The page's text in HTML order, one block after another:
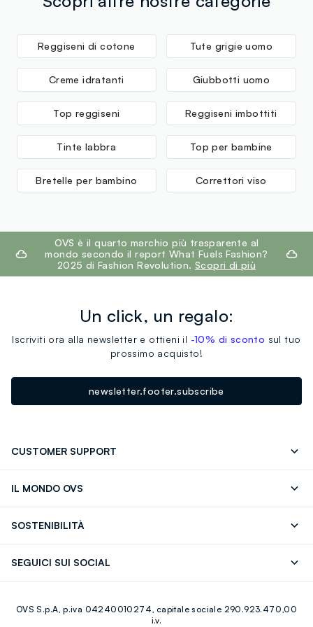
Reggiseni di cotone Tute grigie uomo
Creme idratanti Giubbotti uomo
Top reggiseni Reggiseni imbottiti
Tinte labbra Top per bambine
Bretelle per bambino Correttori viso
footer.ariatitleOVS è il quarto marchio più trasparente al
mondo secondo il report What Fuels Fashion?
2025 di Fashion Revolution. Scopri di più
Un click, un regalo:
Iscriviti ora alla newsletter e ottieni il -10% di sconto sul tuo
prossimo acquisto!
newsletter.footer.subscribe
CUSTOMER SUPPORT
IL MONDO OVS
Giftcard
SOSTENIBILITÀ
SEGUICI SUI SOCIAL
Youtube Linkedin
OVS S.p.A, p.iva 04240010274, capitale sociale 290.923.470,00
i.v.